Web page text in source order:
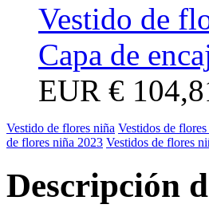
Vestido de
Capa de
EUR €
Vestido de flores niña Vestidos de
de flores niña 2023 Vestidos de flores
Descripción